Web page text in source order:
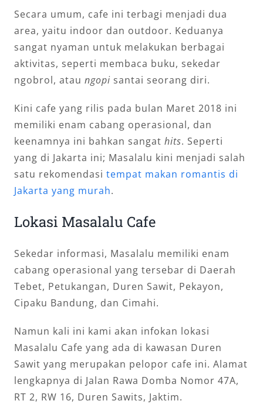
Secara umum, cafe ini terbagi menjadi dua
area, yaitu indoor dan outdoor. Keduanya
sangat nyaman untuk melakukan berbagai
aktivitas, seperti membaca buku, sekedar
ngobrol, atau ngopi santai seorang diri.
Kini cafe yang rilis pada bulan Maret 2018 ini
memiliki enam cabang operasional, dan
keenamnya ini bahkan sangat hits. Seperti
yang di Jakarta ini; Masalalu kini menjadi salah
satu rekomendasi tempat makan romantis di
Jakarta yang murah.
Lokasi Masalalu Cafe
Sekedar informasi, Masalalu memiliki enam
cabang operasional yang tersebar di Daerah
Tebet, Petukangan, Duren Sawit, Pekayon,
Cipaku Bandung, dan Cimahi.
Namun kali ini kami akan infokan lokasi
Masalalu Cafe yang ada di kawasan Duren
Sawit yang merupakan pelopor cafe ini. Alamat
lengkapnya di Jalan Rawa Domba Nomor 47A,
RT 2, RW 16, Duren Sawits, Jaktim.